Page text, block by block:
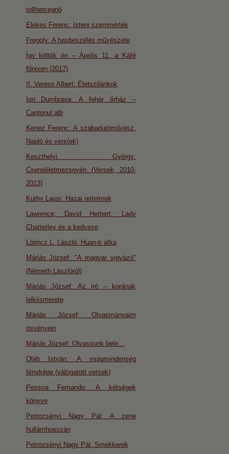
tollhercegnő
Elekes Ferenc: Isteni szemmérték
Fregoly: A hasbeszélés művészete
Így költök én – Április 11. a Káfé
főnixen (2017)
II. Veress Albert: Életszilánkok
Ion Dumbrava: A fehér őrház –
Cantonul alb
Kenéz Ferenc: A szabadulóművész.
Napló és vers(ek)
Keszthelyi György:
Csendéletmezsgyén. (Versek, 2010-
2013)
Kuthy Lajos: Hazai rejtelmek
Lawrence, David Herbert: Lady
Chatterley és a kedvese
Lőrincz L. László: Huan-ti átka
Máriás József: "A magyar vigyázó"
(Németh Lászlóról)
Máriás József: Az iró – korának
lelkiismerete
Máriás József: Olvasmányaim
ösvényein
Máriás József: Olvassunk bele…
Oláh István: A virágmindenség
fényképe (válogatott versek)
Pessoa Fernando: A kétségek
könyve
Petrozsényi Nagy Pál: A zene
hullámhosszán
Petrozsényi Nagy Pál: Smekkerek